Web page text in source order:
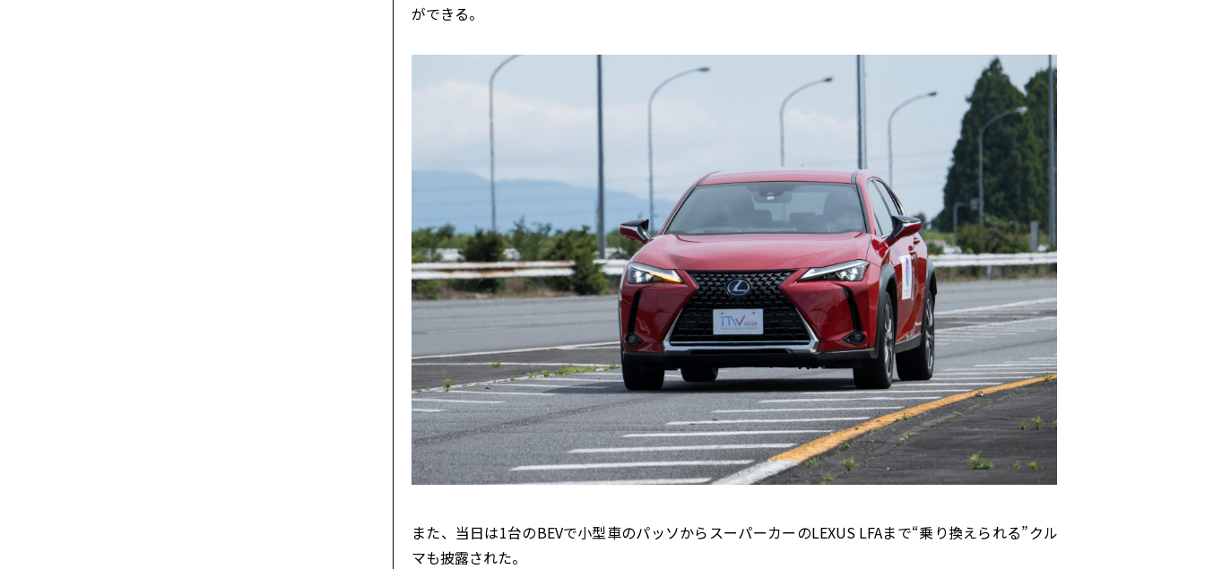
ができる。
また、当日は1台のBEVで小型車のパッソからスーパーカーのLEXUS LFAまで“乗り換えられる”クル
マも披露された。